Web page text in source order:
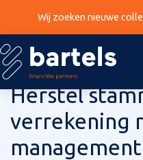
Wij zoeken nieuwe
14 augustus 2025
Herstel
verrekening